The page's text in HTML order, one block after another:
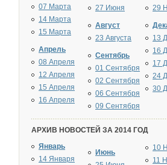
07 Марта
14 Марта
15 Марта
Апрель
08 Апреля
12 Апреля
15 Апреля
16 Апреля
27 Июня
Август
23 Августа
Сентябрь
01 Сентября
02 Сентября
06 Сентября
09 Сентября
29
13
16
17
24
30
АРХИВ НОВОСТЕЙ ЗА 2014 ГОД
Январь
14 Января
Июнь
10
11